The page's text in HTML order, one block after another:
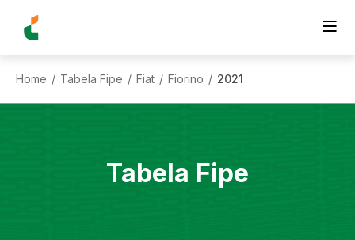
Home / Tabela Fipe / Fiat / Fiorino / 2021
Tabela Fipe